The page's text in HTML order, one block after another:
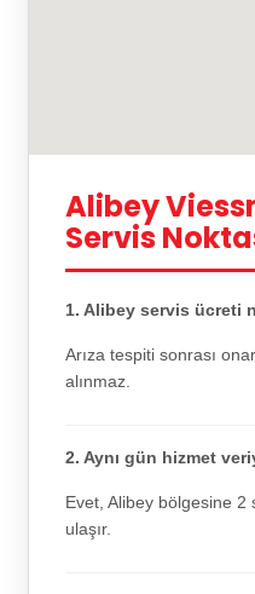
Alibey
Servis
1. Alibey servis ücreti
Arıza tespiti sonrası
alınmaz.
2. Aynı gün hizmet
Evet, Alibey bölgesine
ulaşır.